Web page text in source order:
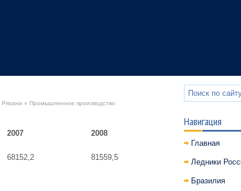
Рязани » Промышленное производство
2007 2008
68152,2 81559,5
Навигация
Главная
Ледники
Бразилия